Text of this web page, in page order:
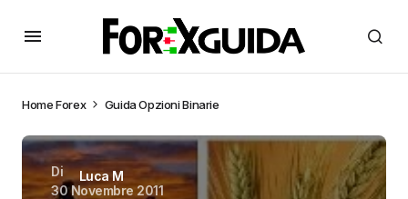
HomeForex Guida Opzioni Binarie
Di
Luca M
30 Novembre 2011